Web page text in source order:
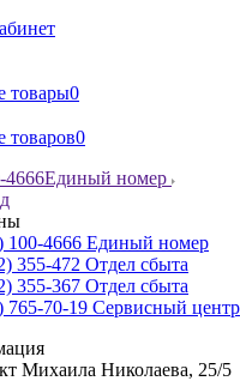
товары0
товаров0
4666Единый номер
100-4666 Единый номер
355-472 Отдел сбыта
355-367 Отдел сбыта
765-70-19 Сервисный центр
Михаила Николаева, 25/5